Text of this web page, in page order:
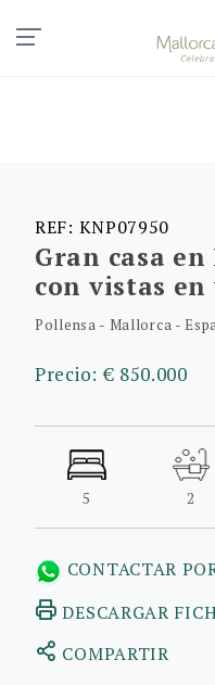
REF: KNP07950
Gran casa
con vistas
Pollensa - Mallorca -
Precio: € 850.000
5 2
CONTACTAR
DESCARGAR
COMPARTIR